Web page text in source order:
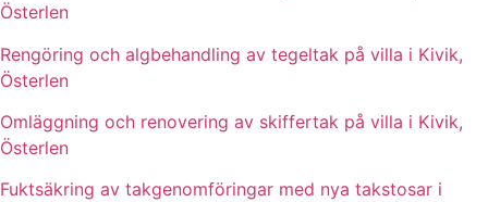
Österlen
Rengöring och algbehandling av tegeltak på villa i Kivik,
Österlen
Omläggning och renovering av skiffertak på villa i Kivik,
Österlen
Fuktsäkring av takgenomföringar med nya takstosar i